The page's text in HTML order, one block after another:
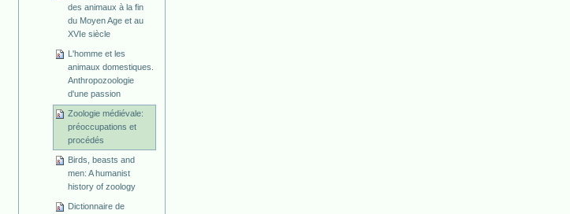
des animaux à la fin
du Moyen Age et au
XVIe siècle
L'homme et les
animaux domestiques.
Anthropozoologie
d'une passion
Zoologie médiévale:
préoccupations et
procédés
Birds, beasts and
men: A humanist
history of zoology
Dictionnaire de